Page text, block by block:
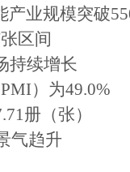
产业规模突破
区间
持续增长
）为49.0%
册（张）
气趋升